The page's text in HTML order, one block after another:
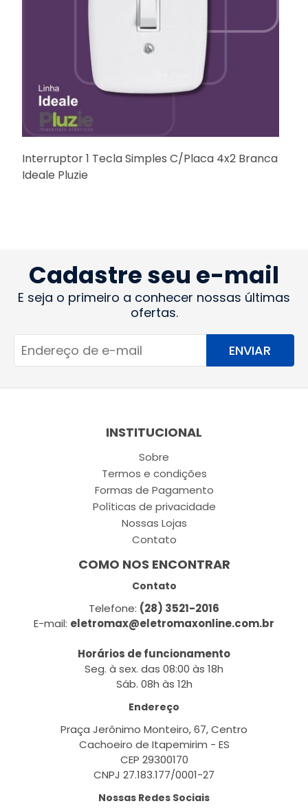
Interruptor 1 Tecla Simples C/Placa 4x2 Branca
Ideale Pluzie
Cadastre seu e-mail
E seja o primeiro a conhecer nossas últimas
ofertas.
ENVIAR
INSTITUCIONAL
Sobre
Termos e condições
Formas de Pagamento
Políticas de privacidade
Nossas Lojas
Contato
COMO NOS ENCONTRAR
Contato
Telefone: (28) 3521-2016
E-mail: eletromax@eletromaxonline.com.br
Horários de funcionamento
Seg. à sex. das 08:00 às 18h
Sáb. 08h às 12h
Endereço
Praça Jerônimo Monteiro, 67, Centro
Cachoeiro de Itapemirim - ES
CEP 29300170
CNPJ 27.183.177/0001-27
Nossas Redes Sociais